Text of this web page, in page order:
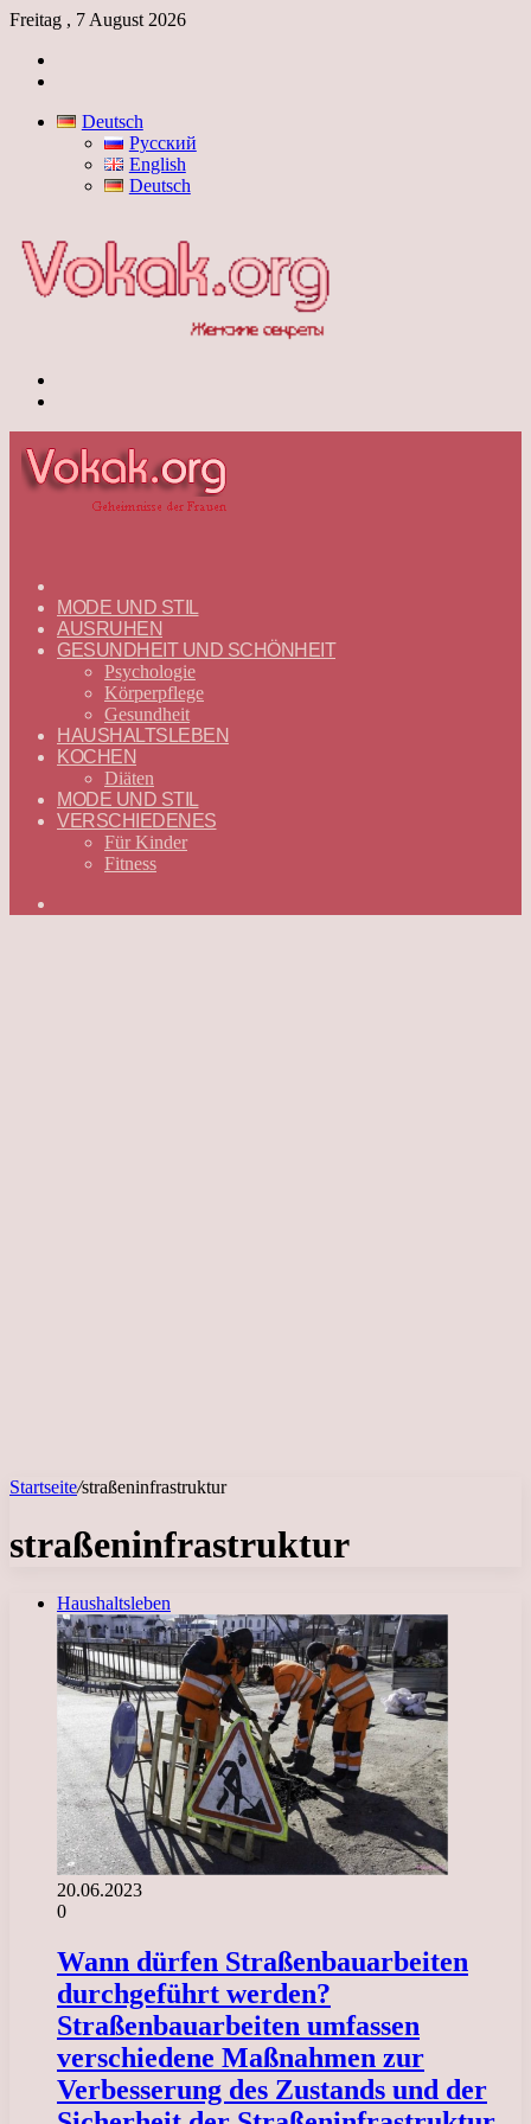
Freitag , 7 August 2026
Deutsch
Русский
English
Deutsch
—
DEUTSCH
MODE UND STIL
AUSRUHEN
GESUNDHEIT UND SCHÖNHEIT
Psychologie
Körperpflege
Gesundheit
HAUSHALTSLEBEN
KOCHEN
Diäten
MODE UND STIL
VERSCHIEDENES
Für Kinder
Fitness
Startseite/straßeninfrastruktur
straßeninfrastruktur
Haushaltsleben
20.06.2023
0
Wann dürfen Straßenbauarbeiten
durchgeführt werden?
Straßenbauarbeiten umfassen
verschiedene Maßnahmen zur
Verbesserung des Zustands und der